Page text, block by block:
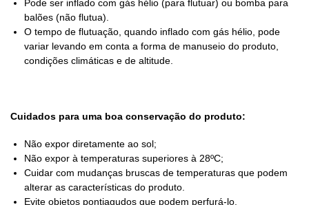
Pode ser inflado com gás hélio (para flutuar) ou bomba para
balões (não flutua).
O tempo de flutuação, quando inflado com gás hélio, pode
variar levando em conta a forma de manuseio do produto,
condições climáticas e de altitude.
Cuidados para uma boa conservação do produto:
Não expor diretamente ao sol;
Não expor à temperaturas superiores à 28ºC;
Cuidar com mudanças bruscas de temperaturas que podem
alterar as características do produto.
Evite objetos pontiagudos que podem perfurá-lo.